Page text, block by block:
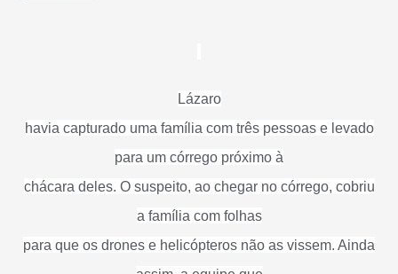
Lázaro
havia capturado uma família com três pessoas e levado
para um córrego próximo à
chácara deles. O suspeito, ao chegar no córrego, cobriu
a família com folhas
para que os drones e helicópteros não as vissem. Ainda